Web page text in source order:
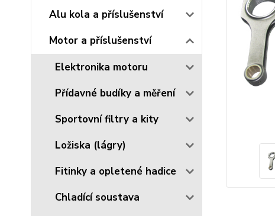
Alu kola a příslušenství
Motor a příslušenství
Elektronika motoru
Přídavné budíky a měření
Sportovní filtry a kity
Ložiska (lágry)
Fitinky a opletené hadice
Chladící soustava